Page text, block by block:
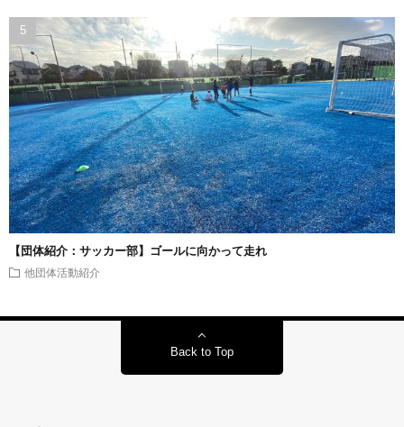
【団体紹介：サッカー部】ゴールに向かって走れ
他団体活動紹介
Back to Top